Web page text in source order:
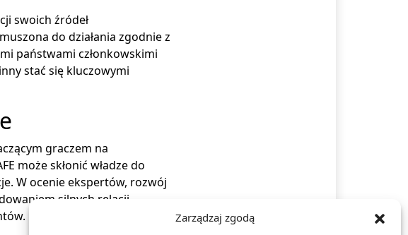
Zarządzaj zgodą
swoich źródeł
do działania zgodnie z
państwami członkowskimi
stać się kluczowymi
graczem na
może skłonić władze do
W ocenie ekspertów, rozwój
silnych relacji